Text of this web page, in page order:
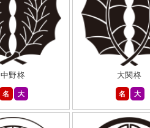
中野柊
名
大
大関柊
名
大